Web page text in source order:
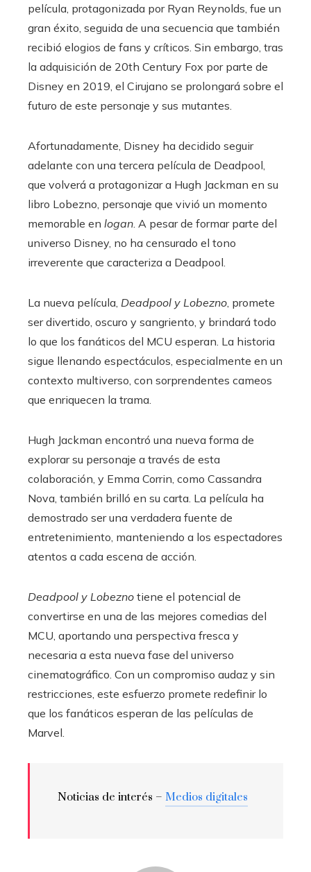
película, protagonizada por Ryan Reynolds, fue un
gran éxito, seguida de una secuencia que también
recibió elogios de fans y críticos. Sin embargo, tras
la adquisición de 20th Century Fox por parte de
Disney en 2019, el Cirujano se prolongará sobre el
futuro de este personaje y sus mutantes.
Afortunadamente, Disney ha decidido seguir
adelante con una tercera película de Deadpool,
que volverá a protagonizar a Hugh Jackman en su
libro Lobezno, personaje que vivió un momento
memorable en logan . A pesar de formar parte del
universo Disney, no ha censurado el tono
irreverente que caracteriza a Deadpool.
La nueva película, Deadpool y Lobezno , promete
ser divertido, oscuro y sangriento, y brindará todo
lo que los fanáticos del MCU esperan. La historia
sigue llenando espectáculos, especialmente en un
contexto multiverso, con sorprendentes cameos
que enriquecen la trama.
Hugh Jackman encontró una nueva forma de
explorar su personaje a través de esta
colaboración, y Emma Corrin, como Cassandra
Nova, también brilló en su carta. La película ha
demostrado ser una verdadera fuente de
entretenimiento, manteniendo a los espectadores
atentos a cada escena de acción.
Deadpool y Lobezno tiene el potencial de
convertirse en una de las mejores comedias del
MCU, aportando una perspectiva fresca y
necesaria a esta nueva fase del universo
cinematográfico. Con un compromiso audaz y sin
restricciones, este esfuerzo promete redefinir lo
que los fanáticos esperan de las películas de
Marvel.
Noticias de interés – Medios digitales